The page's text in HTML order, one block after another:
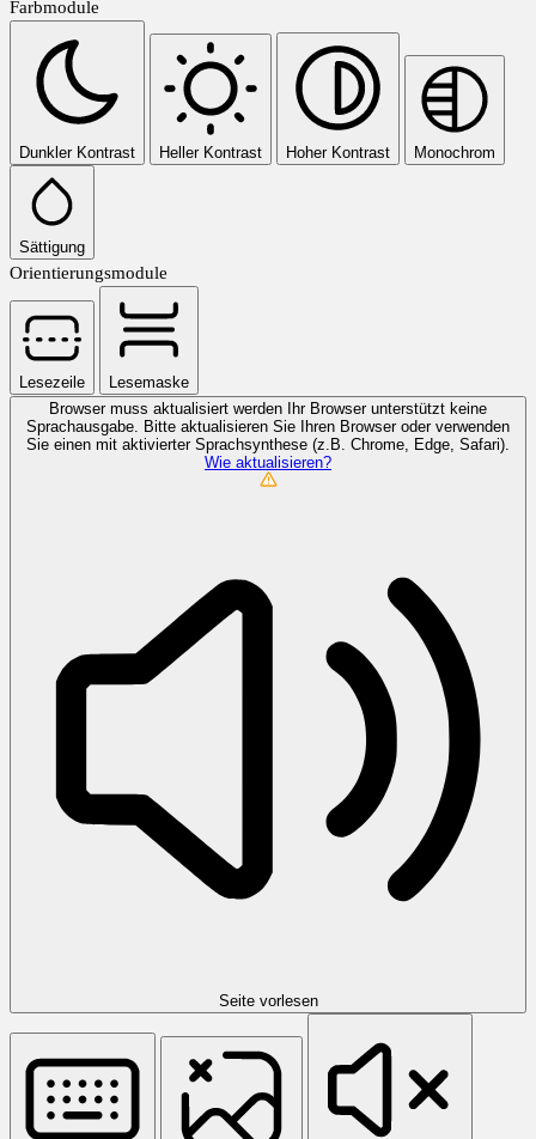
Farbmodule
Dunkler Kontrast Heller Kontrast Hoher Kontrast Monochrom
Sättigung
Orientierungsmodule
Lesezeile
Lesemaske
Browser muss aktualisiert werden
Ihr Browser unterstützt keine
Sprachausgabe. Bitte aktualisieren Sie Ihren Browser oder verwenden
Sie einen mit aktivierter Sprachsynthese (z.B. Chrome, Edge, Safari).
Wie aktualisieren?
Seite vorlesen